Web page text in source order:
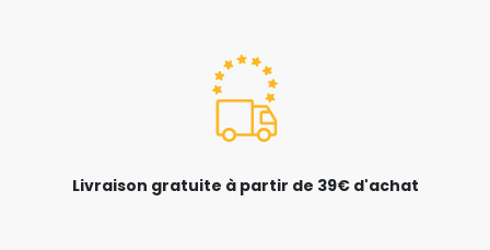
Livraison gratuite à partir de 39€ d'achat